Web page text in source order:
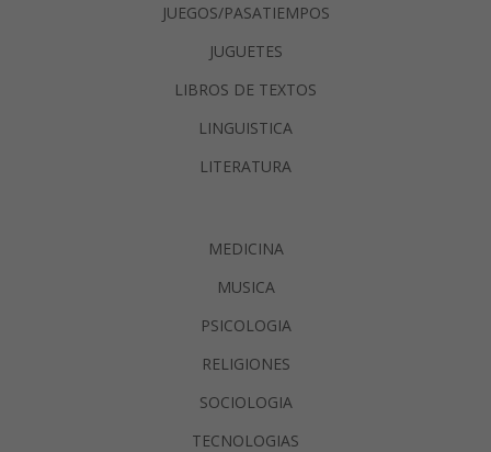
JUEGOS/PASATIEMPOS
JUGUETES
LIBROS DE TEXTOS
LINGUISTICA
LITERATURA
MEDICINA
MUSICA
PSICOLOGIA
RELIGIONES
SOCIOLOGIA
TECNOLOGIAS